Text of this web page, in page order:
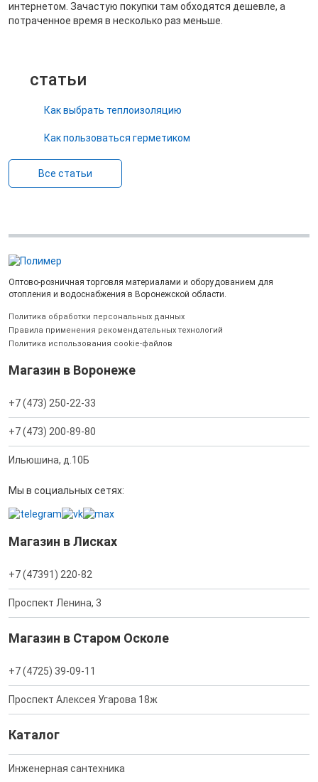
интернетом. Зачастую покупки там обходятся дешевле, а
потраченное время в несколько раз меньше.
статьи
Как выбрать теплоизоляцию
Как пользоваться герметиком
Все статьи
Оптово-розничная торговля материалами и оборудованием для
отопления и водоснабжения в Воронежской области.
Политика обработки персональных данных
Правила применения рекомендательных технологий
Политика использования cookie-файлов
Магазин в Воронеже
+7 (473) 250-22-33
+7 (473) 200-89-80
Ильюшина, д.10Б
Мы в социальных сетях:
Магазин в Лисках
+7 (47391) 220-82
Проспект Ленина, 3
Магазин в Старом Осколе
+7 (4725) 39-09-11
Проспект Алексея Угарова 18ж
Каталог
Инженерная сантехника